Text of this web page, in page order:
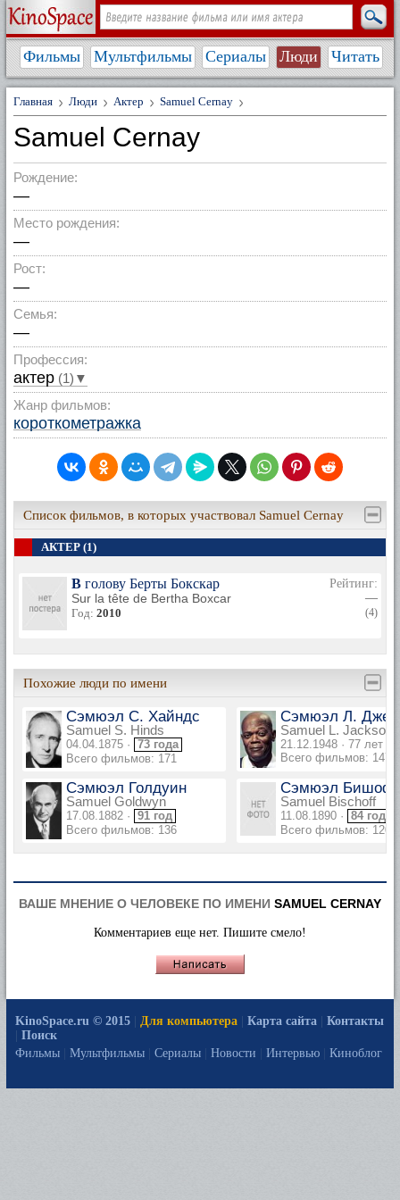
Фильмы Мультфильмы Сериалы Люди Читать
Главная Люди Актер Samuel Cernay
Samuel Cernay
Рождение:
—
Место рождения:
—
Рост:
—
Семья:
—
Профессия:
актер (1)▼
Жанр фильмов:
короткометражка
Список фильмов, в которых участвовал Samuel Cernay
АКТЕР (1)
В голову Берты Бокскар
Sur la tête de Bertha Boxcar
Год: 2010
Рейтинг:
—
(4)
Похожие люди по имени
Сэмюэл С. Хайндс
Samuel S. Hinds
04.04.1875 · 73 года
Всего фильмов: 171
Сэмюэл Л.
Samuel L. Jackson
21.12.1948 · 77 лет
Всего фильмов: 147
Сэмюэл Голдуин
Samuel Goldwyn
17.08.1882 · 91 год
Всего фильмов: 136
Сэмюэл
Samuel Bischoff
11.08.1890 · 84 года
Всего фильмов: 120
ВАШЕ МНЕНИЕ О ЧЕЛОВЕКЕ ПО ИМЕНИ SAMUEL CERNAY
Комментариев еще нет. Пишите смело!
KinoSpace.ru © 2015 Для компьютера Карта сайта
Контакты
Поиск
Фильмы
Мультфильмы Сериалы Новости Интервью Киноблог